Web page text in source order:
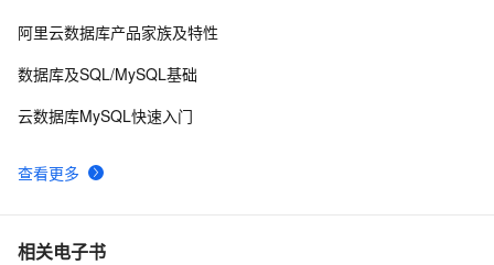
10为了交换机端口镜像配置 使出专家浑身解数
查看更多
阿里云数据库产品家族及特性
数据库及SQL/MySQL基础
云数据库MySQL快速入门
相关电子书